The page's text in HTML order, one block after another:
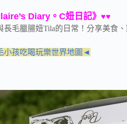
Diary。C妞日記》 ♥♥
長毛臘腸妞Tila的日常！分享美食
小孩吃喝玩樂世界地圖◄